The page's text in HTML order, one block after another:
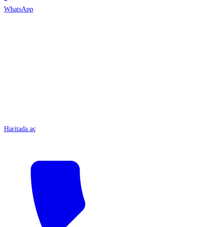
WhatsApp
Haritada aç